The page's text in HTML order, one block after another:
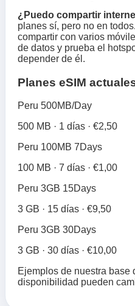
¿Puedo compartir
planes sí, pero no en
compartir con varios
de datos y prueba el
depender de él.
Planes eSIM
Peru 500MB/Day
500 MB · 1 días · €2,50
Peru 100MB 7Days
100 MB · 7 días · €1,00
Peru 3GB 15Days
3 GB · 15 días · €9,50
Peru 3GB 30Days
3 GB · 30 días · €10,00
Ejemplos de nuestra
disponibilidad pueden